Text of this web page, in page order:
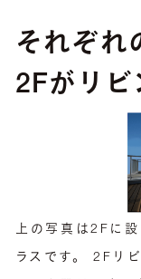
それぞれ
2Fがリビ
上の写真は2Fに
ラスです。 2Fリ